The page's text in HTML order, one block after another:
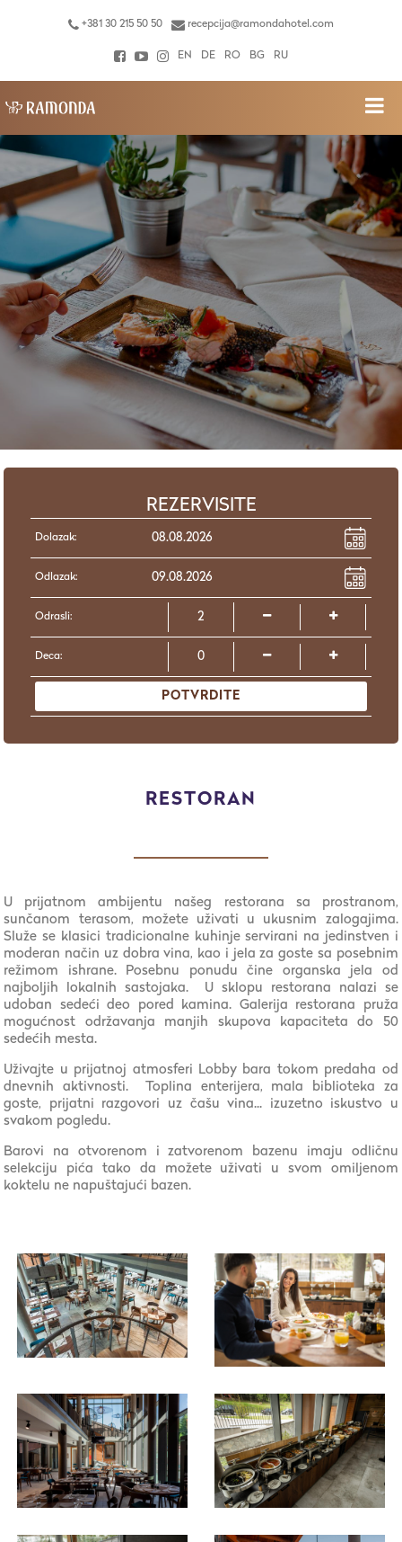
+381 30 215 50 50 recepcija@ramondahotel.com
EN DE RO BG RU
REZERVISITE
Dolazak:
Odlazak:
Odrasli:
Deca:
POTVRDITE
RESTORAN
U prijatnom ambijentu našeg restorana sa prostranom,
sunčanom terasom, možete uživati u ukusnim zalogajima.
Služe se klasici tradicionalne kuhinje servirani na jedinstven i
moderan način uz dobra vina, kao i jela za goste sa posebnim
režimom ishrane. Posebnu ponudu čine organska jela od
najboljih lokalnih sastojaka. U sklopu restorana nalazi se
udoban sedeći deo pored kamina. Galerija restorana pruža
mogućnost održavanja manjih skupova kapaciteta do 50
sedećih mesta.
Uživajte u prijatnoj atmosferi Lobby bara tokom predaha od
dnevnih aktivnosti. Toplina enterijera, mala biblioteka za
goste, prijatni razgovori uz čašu vina... izuzetno iskustvo u
svakom pogledu.
Barovi na otvorenom i zatvorenom bazenu imaju odličnu
selekciju pića tako da možete uživati u svom omiljenom
koktelu ne napuštajući bazen.